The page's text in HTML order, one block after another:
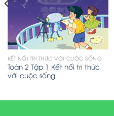
KẾT NỐI TRI THỨC VỚI CUỘC SỐNG
Toán 2 Tập 1 Kết nối tri thức
với cuộc sống